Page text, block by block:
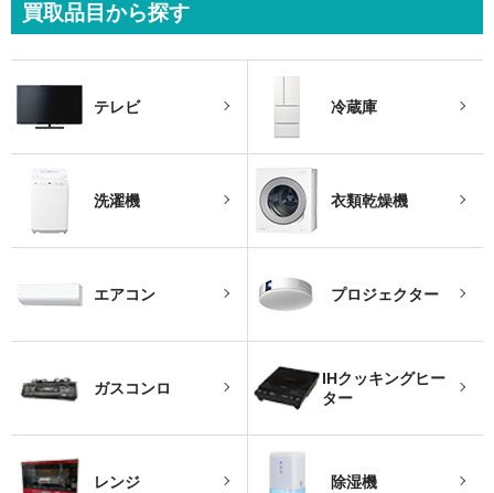
買取品目から探す
テレビ 冷蔵庫
洗濯機 衣類乾燥機
エアコン プロジェクター
ガスコンロ
IHクッキングヒー
ター
レンジ 除湿機